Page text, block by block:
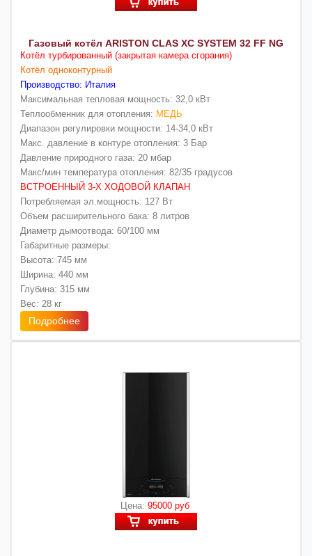
Газовый котёл ARISTON CLAS XC SYSTEM 32 FF NG
Котёл турбированный (закрытая камера сгорания)
Котёл одноконтурный
Производство: Италия
Максимальная тепловая мощность: 32,0 кВт
Теплообменник для отопления: МЕДЬ
Диапазон регулировки мощности: 14-34,0 кВт
Макс. давление в контуре отопления: 3 Бар
Давление природного газа: 20 мбар
Макс/мин температура отопления: 82/35 градусов
ВСТРОЕННЫЙ 3-Х ХОДОВОЙ КЛАПАН
Потребляемая эл.мощность: 127 Вт
Объем расширительного бака: 8 литров
Диаметр дымоотвода: 60/100 мм
Габаритные размеры:
Высота: 745 мм
Ширина: 440 мм
Глубина: 315 мм
Вес: 28 кг
Подробнее
Цена: 95000 руб